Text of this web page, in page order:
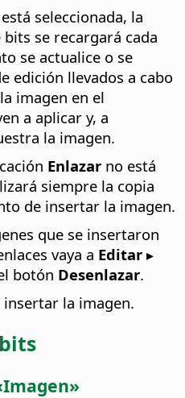
está seleccionada, la
se recargará cada
se actualice o se
edición llevados a cabo
imagen en el
a aplicar y, a
la imagen.
Enlazar no está
siempre la copia
de insertar la imagen.
que se insertaron
vaya a Editar ▸
botón Desenlazar.
insertar la imagen.